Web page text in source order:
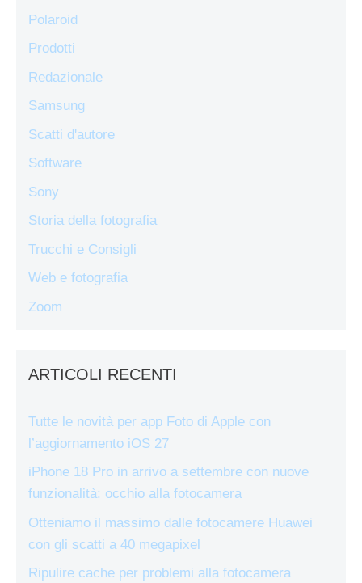
Polaroid
Prodotti
Redazionale
Samsung
Scatti d'autore
Software
Sony
Storia della fotografia
Trucchi e Consigli
Web e fotografia
Zoom
ARTICOLI RECENTI
Tutte le novità per app Foto di Apple con
l’aggiornamento iOS 27
iPhone 18 Pro in arrivo a settembre con nuove
funzionalità: occhio alla fotocamera
Otteniamo il massimo dalle fotocamere Huawei
con gli scatti a 40 megapixel
Ripulire cache per problemi alla fotocamera